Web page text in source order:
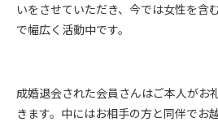
いをさせていただき、今では女性を含
で幅広く活動中です。
成婚退会された会員さんはご本人がお
きます。中にはお相手の方と同伴でお